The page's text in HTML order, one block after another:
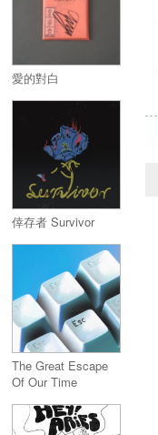
愛的對白
倖存者 Survivor
The Great Escape
Of Our Time